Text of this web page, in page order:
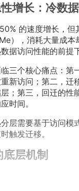
增长：冷数
的速度增长，
），消耗大量成
据访问性能的前提
三个核心痛点：
新访问；第二，
；第三，回迁的
时间。
层需要基于访问
触发迁移。
层机制